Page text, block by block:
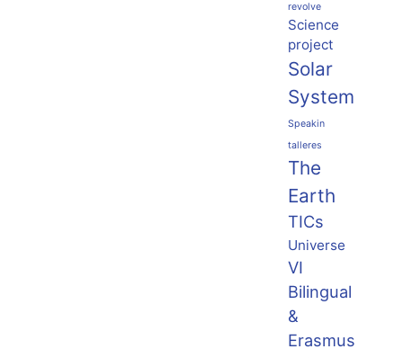
revolve
Science
project
Solar
System
Speakin
talleres
The
Earth
TICs
Universe
VI
Bilingual
&
Erasmus